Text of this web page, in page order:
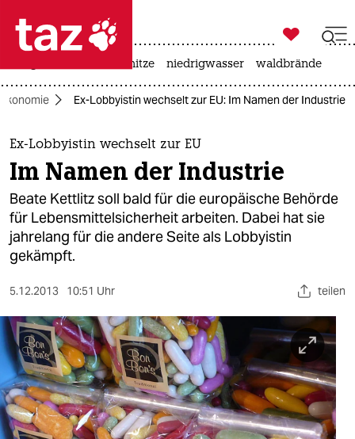
 taz zahl ich
taz zahl ich
themen
politik
öko
gesellschaft
kultur
sport
berlin
nord
wahrheit

taz zahl ich
hitze niedrigwasser waldbrände
Ex-Lobbyistin wechselt zur EU: Im Namen der Industrie
Ex-Lobbyistin wechselt zur EU
Im Namen der Industrie
Beate Kettlitz soll bald für die europäische Behörde
für Lebensmittelsicherheit arbeiten. Dabei hat sie
jahrelang für die andere Seite als Lobbyistin
gekämpft.
5.12.2013 10:51 Uhr teilen